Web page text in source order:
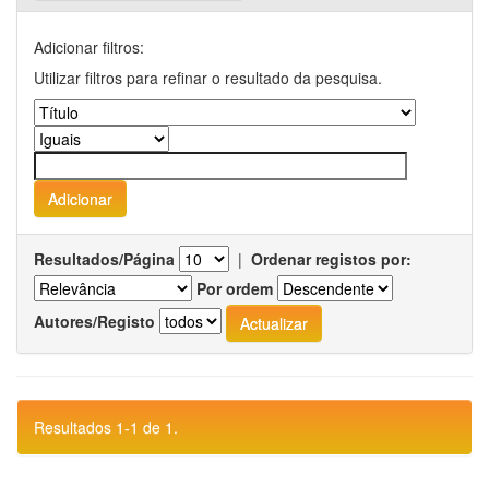
Adicionar filtros:
Utilizar filtros para refinar o resultado da pesquisa.
Resultados/Página | Ordenar registos por:
Por ordem
Autores/Registo
Resultados 1-1 de 1.